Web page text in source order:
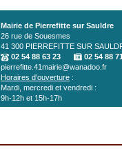
Mairie de Pierrefitte sur Sauldre
26 rue de Souesmes
41 300 PIERREFITTE SUR
02 54 88 63 23
02 54 88
pierrefitte.41mairie@wanadoo.fr
Horaires d'ouverture :
Mardi, mercredi et vendredi :
9h-12h et 15h-17h